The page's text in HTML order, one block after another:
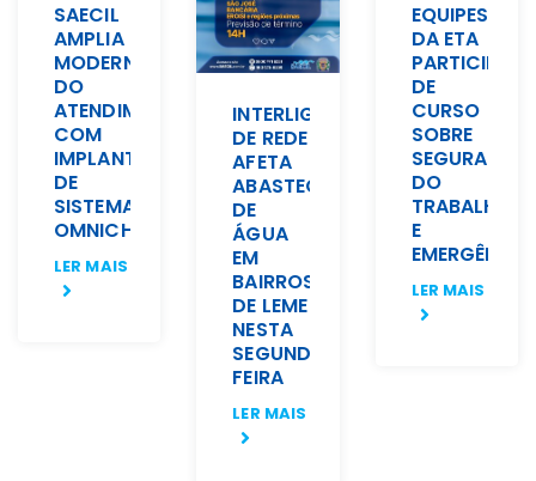
SAECIL
AMPLIA
MODERNIZAÇÃO
DO
ATENDIMENTO
COM
IMPLANTAÇÃO
DE
SISTEMA
OMNICHANNEL
LER MAIS
INTERLIGAÇÃO
DE REDE
AFETA
ABASTECIMENTO
DE
ÁGUA
EM
BAIRROS
DE LEME
NESTA
SEGUNDA-
FEIRA
LER MAIS
EQUIPES
DA ETA
PARTICIPAM
DE
CURSO
SOBRE
SEGURANÇA
DO
TRABALHO
E
EMERGÊNCIA
LER MAIS